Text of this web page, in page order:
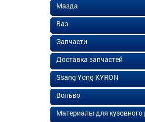
Мазда
Ваз
Запчасти
Доставка запчастей
Ssang Yong KYRON
Вольво
Материалы для кузовного